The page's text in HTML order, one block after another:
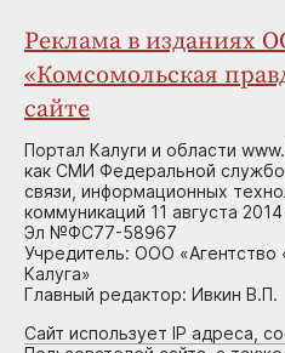
Реклама в изданиях
«Комсомольская
сайте
Портал Калуги и области
как СМИ Федеральной
связи, информационных
коммуникаций 11 августа
Эл №ФС77-58967
Учредитель: ООО «Агентство
Калуга»
Главный редактор: Ивкин В.П.
Сайт использует IP адреса,